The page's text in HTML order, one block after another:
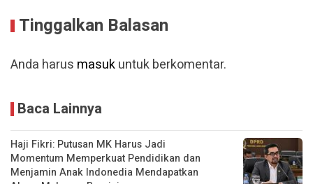
Tinggalkan Balasan
Anda harus masukuntuk berkomentar.
Baca Lainnya
Haji Fikri: Putusan MK Harus Jadi
Momentum Memperkuat Pendidikan dan
Menjamin Anak Indonedia Mendapatkan